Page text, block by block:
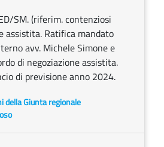
SM. (riferim. contenziosi
assistita. Ratifica mandato
avv. Michele Simone e
di negoziazione assistita.
di previsione anno 2024.
della Giunta regionale